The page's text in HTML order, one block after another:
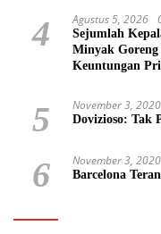
4 Agustus 5, 2026
Sejumlah
Minyak
Keuntungan
5 November 3, 2020
Dovizioso: Tak
6 November 3, 2020
Barcelona